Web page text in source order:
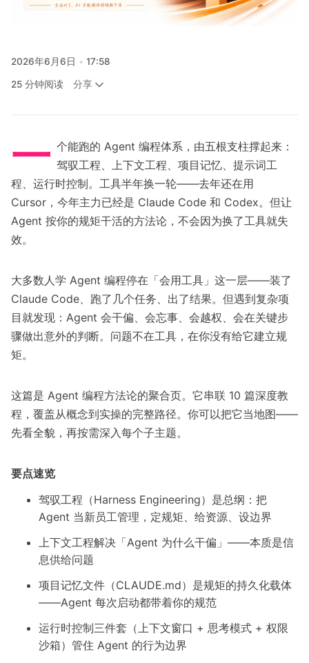
2026年6月6日 17:58
25 分钟阅读 分享
一 个能跑的 Agent 编程体系，由五根支柱撑起来：
驾驭工程、上下文工程、项目记忆、提示词工
程、运行时控制。工具半年换一轮——去年还在用
Cursor，今年主力已经是 Claude Code 和 Codex。但让
Agent 按你的规矩干活的方法论，不会因为换了工具就失
效。
大多数人学 Agent 编程停在「会用工具」这一层——装了
Claude Code、跑了几个任务、出了结果。但遇到复杂项
目就发现：Agent 会干偏、会忘事、会越权、会在关键步
骤做出意外的判断。问题不在工具，在你没有给它建立规
矩。
这篇是 Agent 编程方法论的聚合页。它串联 10 篇深度教
程，覆盖从概念到实操的完整路径。你可以把它当地图——
先看全貌，再按需深入每个子主题。
要点速览
驾驭工程（Harness Engineering）是总纲：把
Agent 当新员工管理，定规矩、给资源、设边界
上下文工程解决「Agent 为什么干偏」——本质是信
息供给问题
项目记忆文件（CLAUDE.md）是规矩的持久化载体
——Agent 每次启动都带着你的规范
运行时控制三件套（上下文窗口 + 思考模式 + 权限
沙箱）管住 Agent 的行为边界